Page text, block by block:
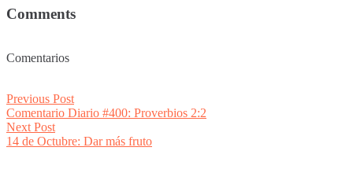
Comments
Comentarios
Post
navigation
Previous PostPrevious
post:
Comentario Diario #400: Proverbios 2:2
Next PostNext
post:
14 de Octubre: Dar más fruto